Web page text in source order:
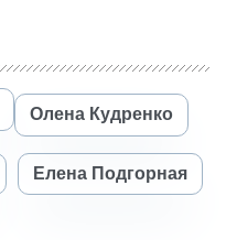
Олена Кудренко
Елена Подгорная